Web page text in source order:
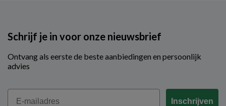
Schrijf je in voor onze nieuwsbrief
Ontvang als eerste de beste aanbiedingen en persoonlijk
advies
Email
Inschrijven